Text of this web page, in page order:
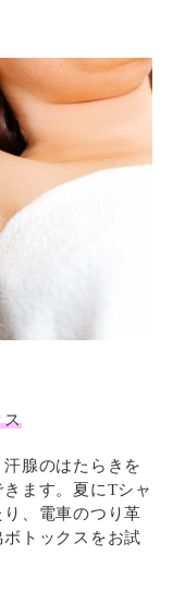
ス
腺のはたらきを
ます。夏にTシャ
、電車のつり革
トックスをお試